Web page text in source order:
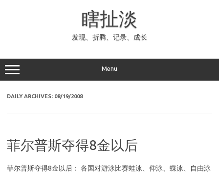
瞎扯淡
发现、折腾、记录、成长
Menu
DAILY ARCHIVES: 08/19/2008
菲尔普斯夺得8金以后
菲尔普斯夺得8金以后： 各国对游泳比赛蛙泳、仰泳、蝶泳、自由泳